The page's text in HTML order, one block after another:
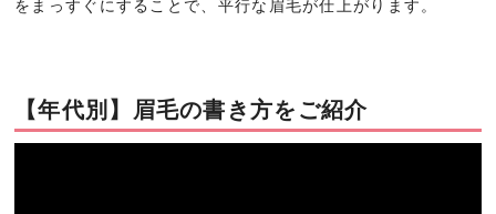
をまっすぐにすることで、平行な眉毛が仕上がります。
【年代別】眉毛の書き方をご紹介